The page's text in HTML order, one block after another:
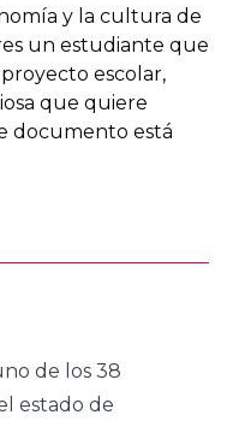
y la cultura de
un estudiante que
escolar,
que quiere
documento está
de los 38
estado de